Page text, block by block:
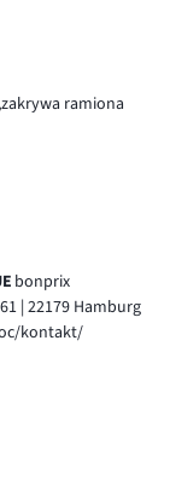
ramiona
bonprix
| 22179 Hamburg
kontakt/